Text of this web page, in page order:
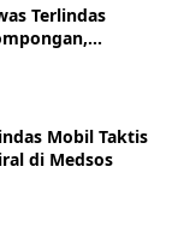
Terlindas
Mobil Taktis
di Medsos